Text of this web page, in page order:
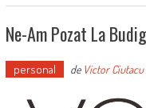
Ne-Am Pozat La
personal de Victor Ciutacu